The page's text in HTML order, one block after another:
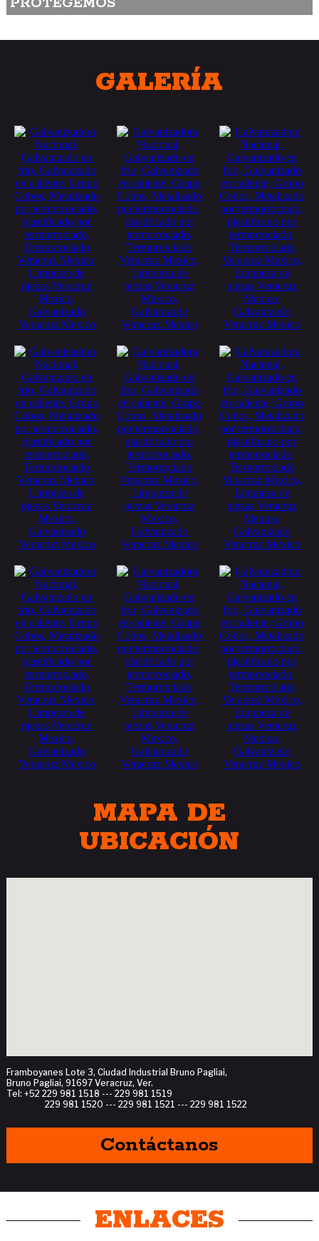
GALERÍA
MAPA DE
UBICACIÓN
Framboyanes Lote 3, Ciudad Industrial Bruno Pagliai,
Bruno Pagliai, 91697 Veracruz, Ver.
Tel: +52 229 981 1518 --- 229 981 1519
229 981 1520 --- 229 981 1521 --- 229 981 1522
Contáctanos
ENLACES